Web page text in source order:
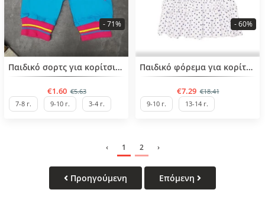
BESTSELLERΠαιδικό σορτς για κορίτσια από 2 έως 10 ετών
€1.60 €5.63
- 71%
7-8 г. 9-10 г. 3-4 г.
BESTSELLERПαιδικό φόρεμα για κορίτσια από 9 έως 10 ετών
€7.29 €18.41
- 60%
9-10 г. 13-14 г.
‹ 1 2 ›
Προηγούμενη Επόμενη